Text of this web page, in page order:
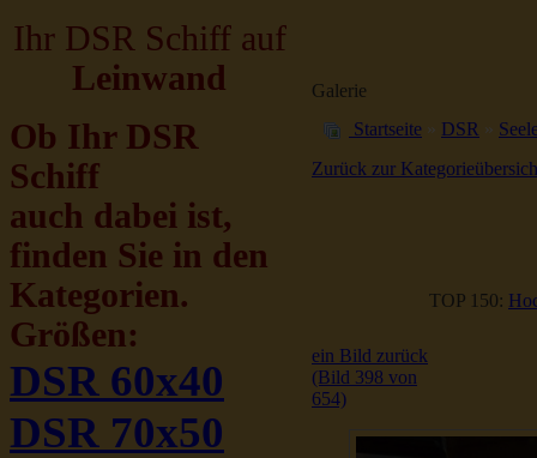
Ihr DSR Schiff auf
Leinwand
Ob Ihr DSR
Schiff
auch dabei ist,
finden Sie in den
Kategorien.
Größen:
DSR 60x40
DSR 70x50
Galerie
Startseite » DSR »
Zurück zur
TOP 150:
ein Bild zurück
(Bild 398 von
654)